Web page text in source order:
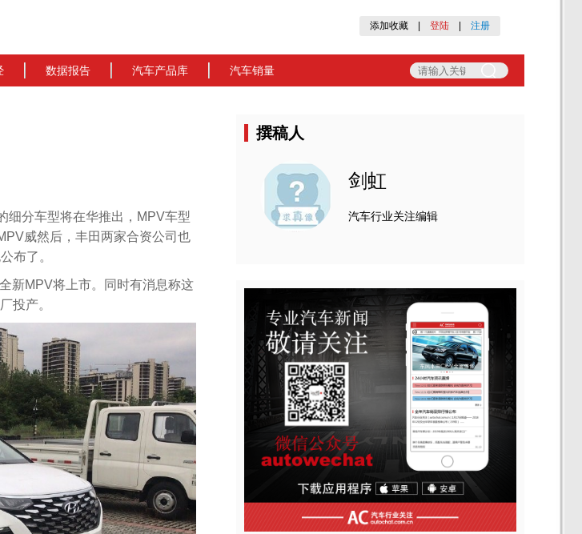
添加收藏 登陆 注册
数据报告 汽车产品库 汽车销量
细分车型将在华推出，MPV车型
威然后，丰田两家合资公司也
布了。
新MPV将上市。同时有消息称这
投产。
撰稿人
剑虹
汽车行业关注编辑